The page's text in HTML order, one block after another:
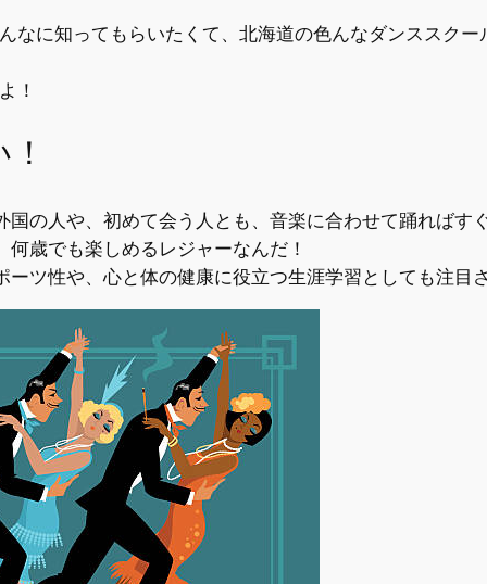
なに知ってもらいたくて、北海道の色んなダンスス
！
国の人や、初めて会う人とも、音楽に合わせて踊ればす
何歳でも楽しめるレジャーなんだ！
ーツ性や、心と体の健康に役立つ生涯学習としても注目